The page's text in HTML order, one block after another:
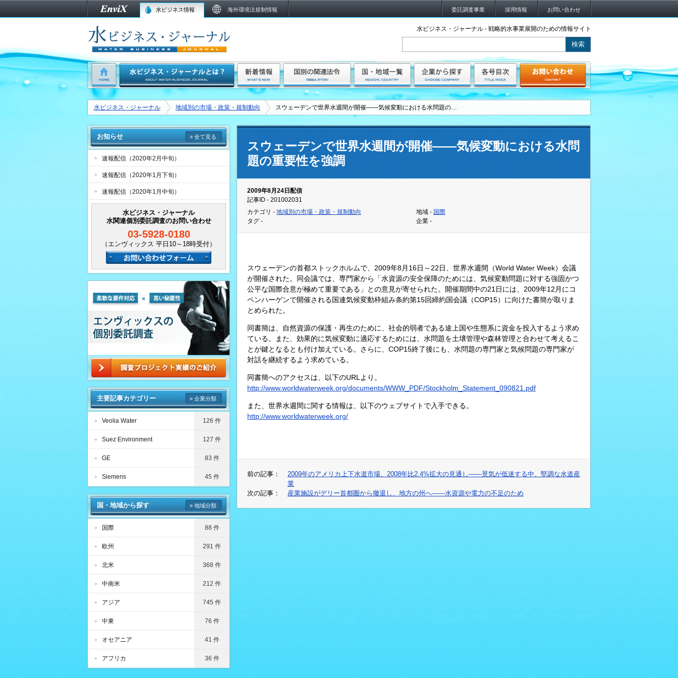
水ビジネス情報 海外環境法規制情報 委託調査事業 採用情報 お問い合わせ
水ビジネス・ジャーナル - 戦略的水事業展開のための情報サイト
水ビジネス・ジャーナル 地域別の市場・政策・規制動向 スウェーデンで世界水週間が開催――気候変動における水問題の…
スウェーデンで世界水週間が開催――気候変動における水問
題の重要性を強調
2009年8月24日配信
記事ID - 201002031
カテゴリ - 地域別の市場・政策・規制動向
タグ -
地域 - 国際
企業 -
スウェーデンの首都ストックホルムで、2009年8月16日～22日、世界水週間（World Water Week）会議
が開催された。同会議では、専門家から「水資源の安全保障のためには、気候変動問題に対する強固かつ
公平な国際合意が極めて重要である」との意見が寄せられた。開催期間中の21日には、2009年12月にコ
ペンハーゲンで開催される国連気候変動枠組み条約第15回締約国会議（COP15）に向けた書簡が取りま
とめられた。
同書簡は、自然資源の保護・再生のために、社会的弱者である途上国や生態系に資金を投入するよう求め
ている。また、効果的に気候変動に適応するためには、水問題を土壌管理や森林管理と合わせて考えるこ
とが鍵となるとも付け加えている。さらに、COP15終了後にも、水問題の専門家と気候問題の専門家が
対話を継続するよう求めている。
同書簡へのアクセスは、以下のURLより。
http://www.worldwaterweek.org/documents/WWW_PDF/Stockholm_Statement_090821.pdf
また、世界水週間に関する情報は、以下のウェブサイトで入手できる。
http://www.worldwaterweek.org/
前の記事：
2009年のアメリカ上下水道市場、2008年比2.4%拡大の見通し――景気が低迷する中、堅調な水道産
業
次の記事：
産業施設がデリー首都圏から撤退し、地方の州へ――水資源や電力の不足のため
お知らせ » 全て見る
速報配信（2020年2月中旬）
速報配信（2020年1月下旬）
速報配信（2020年1月中旬）
水ビジネス・ジャーナル
水関連個別委託調査のお問い合わせ
03-5928-0180
（エンヴィックス 平日10～18時受付）
主要記事カテゴリー » 企業分類
Veolia Water 126 件
Suez Environment 127 件
GE 83 件
Siemens 45 件
国・地域から探す » 地域分類
国際 88 件
欧州 291 件
北米 368 件
中南米 212 件
アジア 745 件
中東 76 件
オセアニア 41 件
アフリカ 36 件